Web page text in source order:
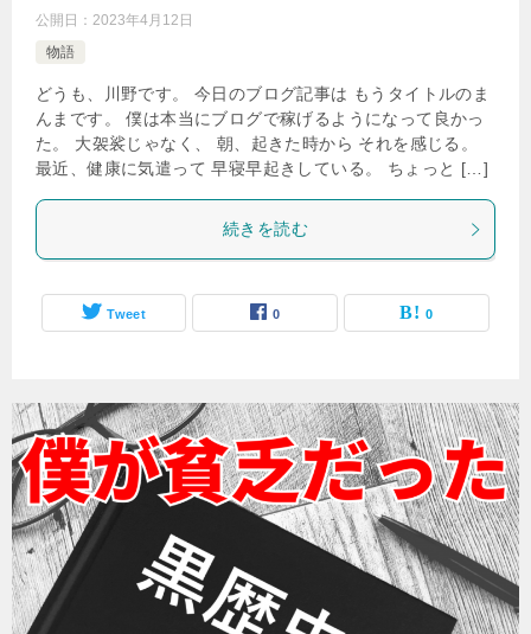
公開日： 2023年4月12日
物語
どうも、川野です。 今日のブログ記事は もうタイトルのま
んまです。 僕は本当にブログで稼げるようになって良かっ
た。 大袈裟じゃなく、 朝、起きた時から それを感じる。
最近、健康に気遣って 早寝早起きしている。 ちょっと […]
続きを読む
Tweet 0 0